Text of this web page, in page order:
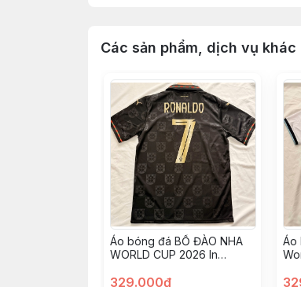
Đổi sản phẩm miễn phí nếu có
Hỗ trợ đổi trả nhanh chóng
HƯỚNG DẪN CHỌN SIZE
Các sản phẩm, dịch vụ khác
Áo bóng đá BỒ ĐÀO NHA
WORLD CUP 2026 In
Polyester nguyên tem
329.000đ
Áo